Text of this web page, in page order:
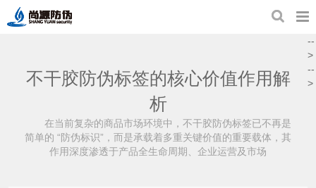
不干胶防伪标签的核心价值作用解
析
在当前复杂的商品市场环境中，不干胶防伪标签已不再是
简单的 “防伪标识”，而是承载着多重关键价值的重要载体，其
作用深度渗透于产品全生命周期、企业运营及市场
--
>
--
>